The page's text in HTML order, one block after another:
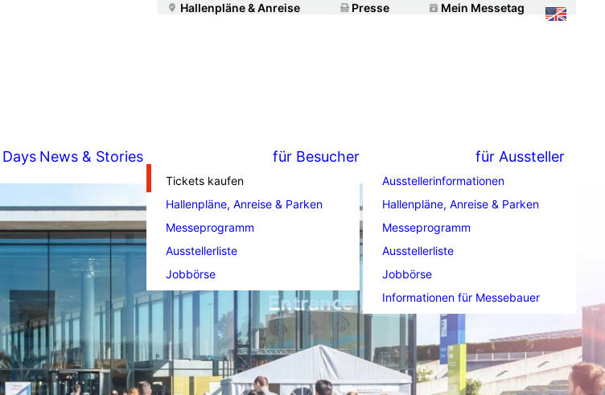
Hallenpläne & Anreise Presse Mein Messetag
News & Stories für Besucher
Tickets kaufen
Hallenpläne, Anreise & Parken
Messeprogramm
Ausstellerliste
Jobbörse
für Aussteller
Ausstellerinformationen
Hallenpläne, Anreise & Parken
Messeprogramm
Ausstellerliste
Jobbörse
Informationen für Messebauer